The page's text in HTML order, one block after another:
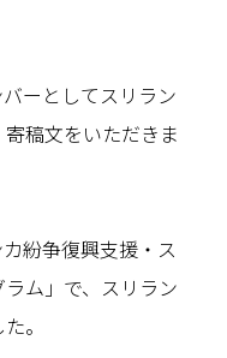
ーとしてスリラン
稿文をいただきま
紛争復興支援・ス
ム」で、スリラン
。